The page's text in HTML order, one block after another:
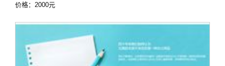
价格：2000元